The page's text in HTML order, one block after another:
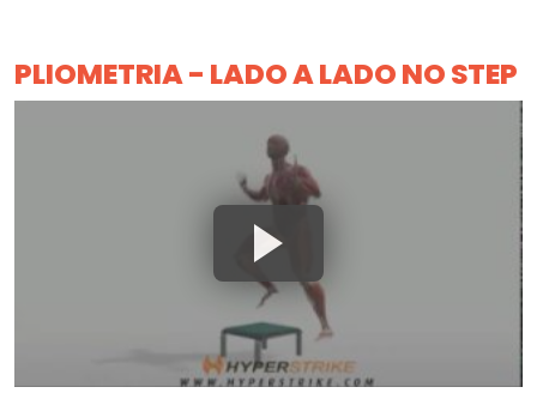
PLIOMETRIA - LADO A LADO NO STEP